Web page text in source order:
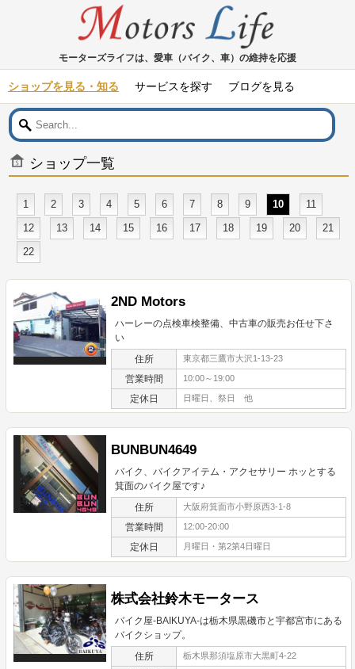
モーターズライフは、愛車（バイク、車）の維持を応援
ショップを見る・知る サービスを探す ブログを見る
ショップ一覧
1 2 3 4 5 6 7 8 9 10
11
12
13 14 15 16 17 18 19 20
21
22
2ND Motors
ハーレーの点検車検整備、中古車の販売お任せ下さ
い
住所 東京都三鷹市大沢1-13-23
営業時間 10:00～19:00
定休日 日曜日、祭日 他
BUNBUN4649
バイク、バイクアイテム・アクセサリー ホッとする
箕面のバイク屋です♪
住所 大阪府箕面市小野原西3-1-8
営業時間 12:00-20:00
定休日 月曜日・第2第4日曜日
株式会社鈴木モータース
バイク屋-BAIKUYA-は栃木県黒磯市と宇都宮市にある
バイクショップ。
住所 栃木県那須塩原市大黒町4-22